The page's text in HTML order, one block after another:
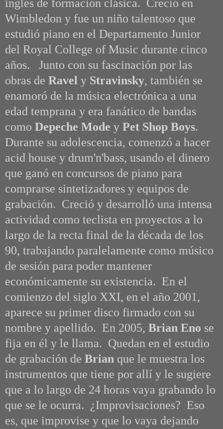
inglés de formación clásica. Creció en
Wimbledon y fue un niño talentoso que
estudió piano en el Departamento Junior
del Royal College of Music durante cinco
años. Junto con su fascinación por las
obras de Ravel y Stravinsky, también se
enamoró de la música electrónica a una
edad temprana y era fanático de bandas
como Depeche Mode y Pet Shop Boys.
Durante su adolescencia, comenzó a hacer
acid house y drum'n'bass, usando el dinero
que ganó en concursos de piano para
comprarse sintetizadores y equipos de
grabación. Creció y desarrolló una intensa
actividad como teclista en proyectos a lo
largo de la recta final de la década de los
90, trabajando paralelamente como músico
de sesión para poder mantener
económicamente su existencia. En el
comienzo del siglo XXI, en el año 2001,
aparece su primer disco firmado con su
nombre y apellido. En 2005, Brian Eno se
fija en él y le llama. Quedan en el estudio
de grabación de Brian que le muestra los
instrumentos que tiene por allí y le sugiere
que a lo largo de 24 horas vaya grabando lo
que se le ocurra. ¿Improvisaciones? Eso
es, que improvise y que lo vaya dejando